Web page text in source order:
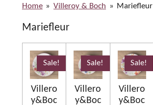
Home » Villeroy & Boch » Mariefleur
Mariefleur
Sale!
Villero
y&Boc
Sale!
Villero
y&Boc
Sale!
Villero
y&Boc